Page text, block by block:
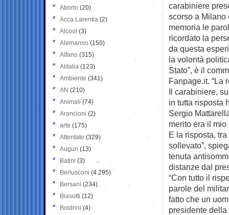
carabiniere
scorso a Milano
memoria le
ricordato la
da questa
la volontà
Stato”, è il
Fanpage.it. “La
Il carabiniere,
in tutta risposta
Sergio
merito era il
E la risposta,
sollevato”,
tenuta
distanze dal
“Con tutto il
parole del
fatto che un
presidente
Aborto (20)
Acca Larentia (2)
Alcool (3)
Alemanno (150)
Alfano (315)
Alitalia (123)
Ambiente (341)
AN (210)
Animali (74)
Arancioni (2)
arte (175)
Attentato (329)
Auguri (13)
Batini (3)
Berlusconi (4.295)
Bersani (234)
Biasotti (12)
Boldrini (4)